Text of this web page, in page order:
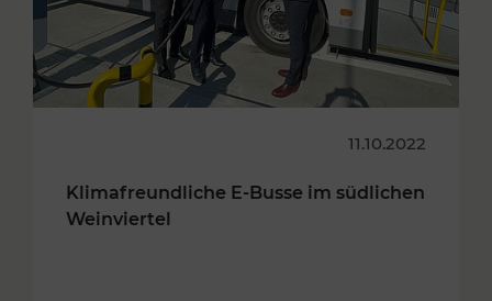
11.10.2022
Klimafreundliche E-Busse im südlichen
Weinviertel